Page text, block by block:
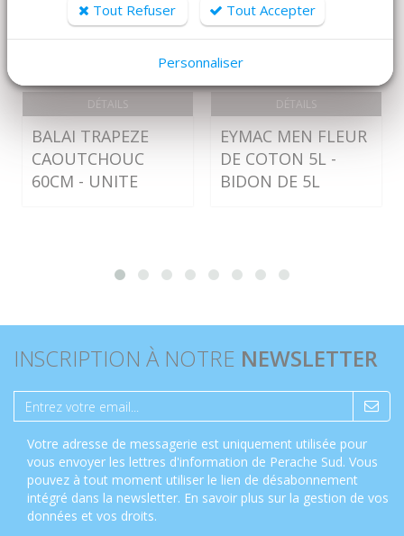
DÉTAILS
BALAI TRAPEZE
CAOUTCHOUC
60CM - UNITE
DÉTAILS
EYMAC MEN FLEUR
DE COTON 5L -
BIDON DE 5L
INSCRIPTION À NOTRE NEWSLETTER
Votre adresse de messagerie est uniquement utilisée pour
vous envoyer les lettres d'information de Perache Sud. Vous
pouvez à tout moment utiliser le lien de désabonnement
intégré dans la newsletter. En savoir plus sur la gestion de vos
données et vos droits.
Tout Refuser Tout Accepter
Personnaliser